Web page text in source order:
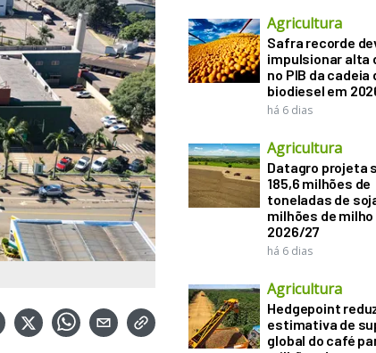
Agricultura
Safra recorde
impulsionar alta
no PIB da cadeia
biodiesel em
há 6 dias
Agricultura
Datagro projeta
185,6 milhões de
toneladas de
milhões de milho
2026/27
há 6 dias
Agricultura
Hedgepoint
estimativa de
global do café